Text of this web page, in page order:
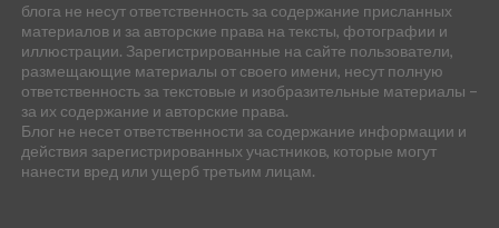
блога не несут ответственность за содержание присланных
материалов и за авторские права на тексты, фотографии и
иллюстрации. Зарегистрированные на сайте пользователи,
размещающие материалы от своего имени, несут полную
ответственность за текстовые и изобразительные материалы –
за их содержание и авторские права.
Блог не несет ответственности за содержание информации и
действия зарегистрированных участников, которые могут
нанести вред или ущерб третьим лицам.